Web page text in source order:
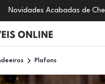
Novidades Acabadas de
Plafons